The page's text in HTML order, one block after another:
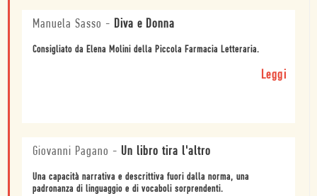
Manuela Sasso - Diva e Donna
Consigliato da Elena Molini della Piccola Farmacia Letteraria.
Leggi
Giovanni Pagano - Un libro tira l'altro
Una capacità narrativa e descrittiva fuori dalla norma, una
padronanza di linguaggio e di vocaboli sorprendenti.